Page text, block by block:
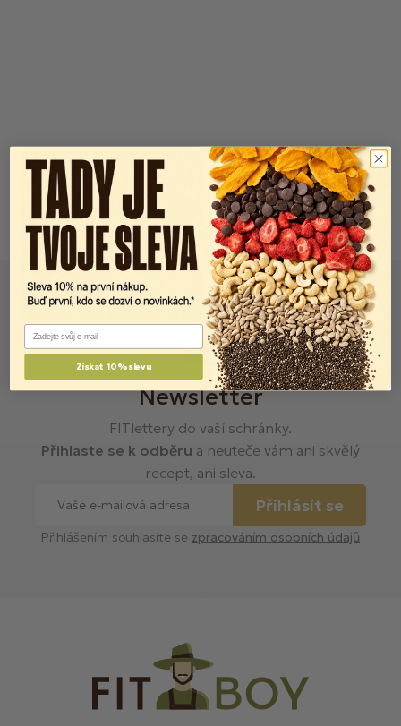
Newsletter
FITlettery do vaší schránky.
Přihlaste se k odběru a neuteče vám ani skvělý
recept, ani sleva.
Přihlásit se
Přihlášením souhlasíte se zpracováním osobních údajů
Email
Získat 10% slevu